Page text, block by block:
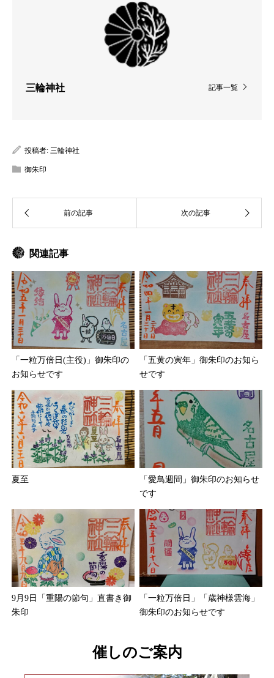
記事一覧
三輪神社
投稿者: 三輪神社
御朱印
関連記事
「一粒万倍日(主役)」御朱印の
お知らせです
「五黄の寅年」御朱印のお知ら
せです
夏至
「愛鳥週間」御朱印のお知らせ
です
9月9日「重陽の節句」直書き御
朱印
「一粒万倍日」「歳神様雲海」
御朱印のお知らせです
催しのご案内